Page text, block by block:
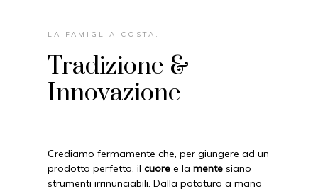
LA FAMIGLIA COSTA.
Tradizione &
Innovazione
Crediamo fermamente che, per giungere ad un
prodotto perfetto, ilcuore e lamente siano
strumenti irrinunciabili. Dalla potatura a mano